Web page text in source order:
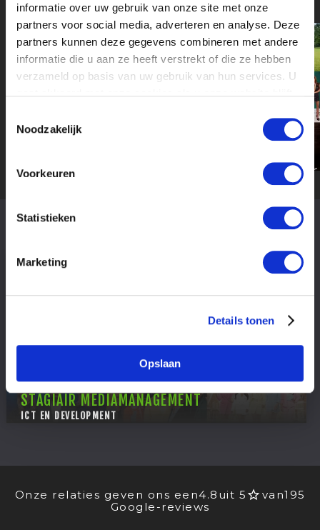
informatie over uw gebruik van onze site met onze
partners voor social media, adverteren en analyse. Deze
partners kunnen deze gegevens combineren met andere
informatie die u aan ze heeft verstrekt of die ze hebben
verzameld op basis van uw gebruik van hun services. U
Noodzakelijk
Voorkeuren
Statistieken
Marketing
Details tonen
Opslaan
OPENSTAANDE
STAGIAIR MEDIAMANAGEMENT
ICT EN DEVELOPMENT
Onze relaties geven ons een4.8 uit 5 van195
Google-reviews